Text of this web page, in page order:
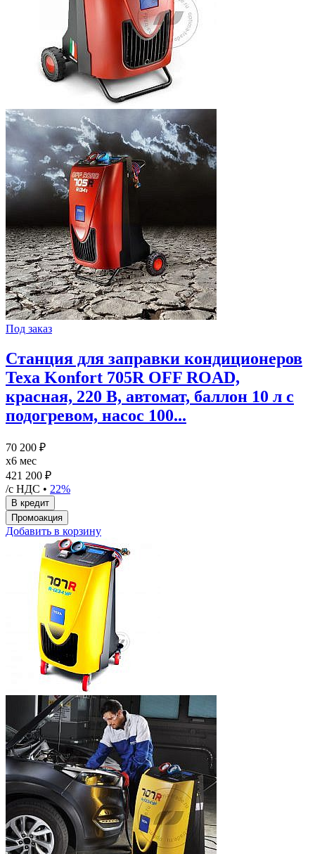
Под заказ
Станция для заправки кондиционеров
Texa Konfort 705R OFF ROAD,
красная, 220 В, автомат, баллон 10 л с
подогревом, насос 100...
70 200 ₽
x6 мес
421 200 ₽
/с НДС • 22%
Добавить в корзину